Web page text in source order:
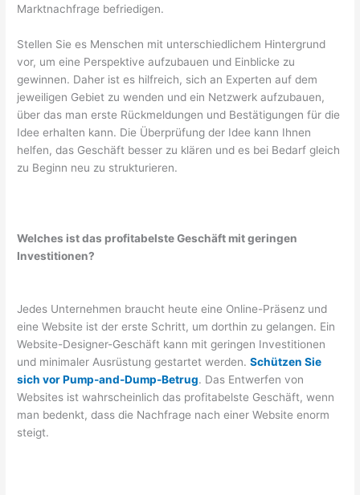
Marktnachfrage befriedigen.
Stellen Sie es Menschen mit unterschiedlichem Hintergrund
vor, um eine Perspektive aufzubauen und Einblicke zu
gewinnen. Daher ist es hilfreich, sich an Experten auf dem
jeweiligen Gebiet zu wenden und ein Netzwerk aufzubauen,
über das man erste Rückmeldungen und Bestätigungen für die
Idee erhalten kann. Die Überprüfung der Idee kann Ihnen
helfen, das Geschäft besser zu klären und es bei Bedarf gleich
zu Beginn neu zu strukturieren.
Welches ist das profitabelste Geschäft mit geringen
Investitionen?
Jedes Unternehmen braucht heute eine Online-Präsenz und
eine Website ist der erste Schritt, um dorthin zu gelangen. Ein
Website-Designer-Geschäft kann mit geringen Investitionen
und minimaler Ausrüstung gestartet werden.Schützen Sie
sich vor Pump-and-Dump-Betrug. Das Entwerfen von
Websites ist wahrscheinlich das profitabelste Geschäft, wenn
man bedenkt, dass die Nachfrage nach einer Website enorm
steigt.